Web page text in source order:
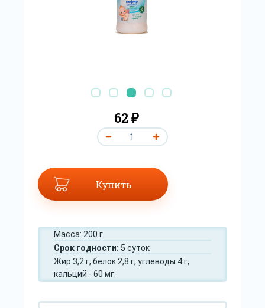
62 ₽
Купить
Масса: 200 г
Срок годности: 5 суток
Жир 3,2 г, белок 2,8 г, углеводы 4 г,
кальций - 60 мг.